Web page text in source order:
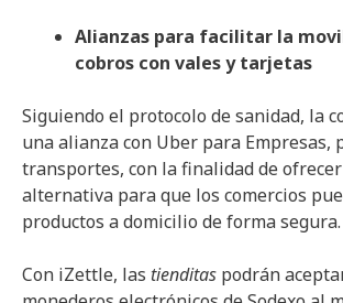
Alianzas para facilitar la
cobros con vales y tarjetas
Siguiendo el protocolo de sanidad, la
una alianza con Uber para Empresas,
transportes, con la finalidad de
alternativa para que los comercios
productos a domicilio de forma segura.
Con iZettle, las tienditas podrán